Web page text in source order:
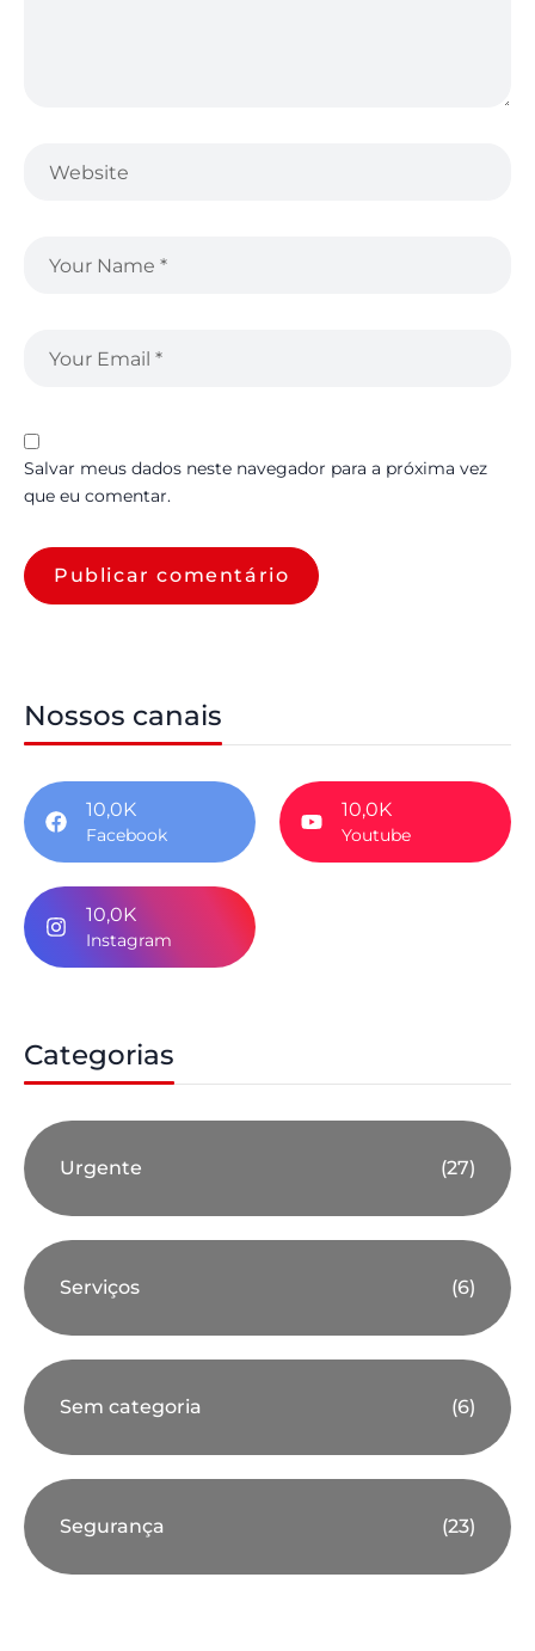
Salvar meus dados neste navegador para a próxima vez
que eu comentar.
Nossos canais
10,0K
Facebook
10,0K
Youtube
10,0K
Instagram
Categorias
Urgente (27)
Serviços (6)
Sem categoria (6)
Segurança (23)